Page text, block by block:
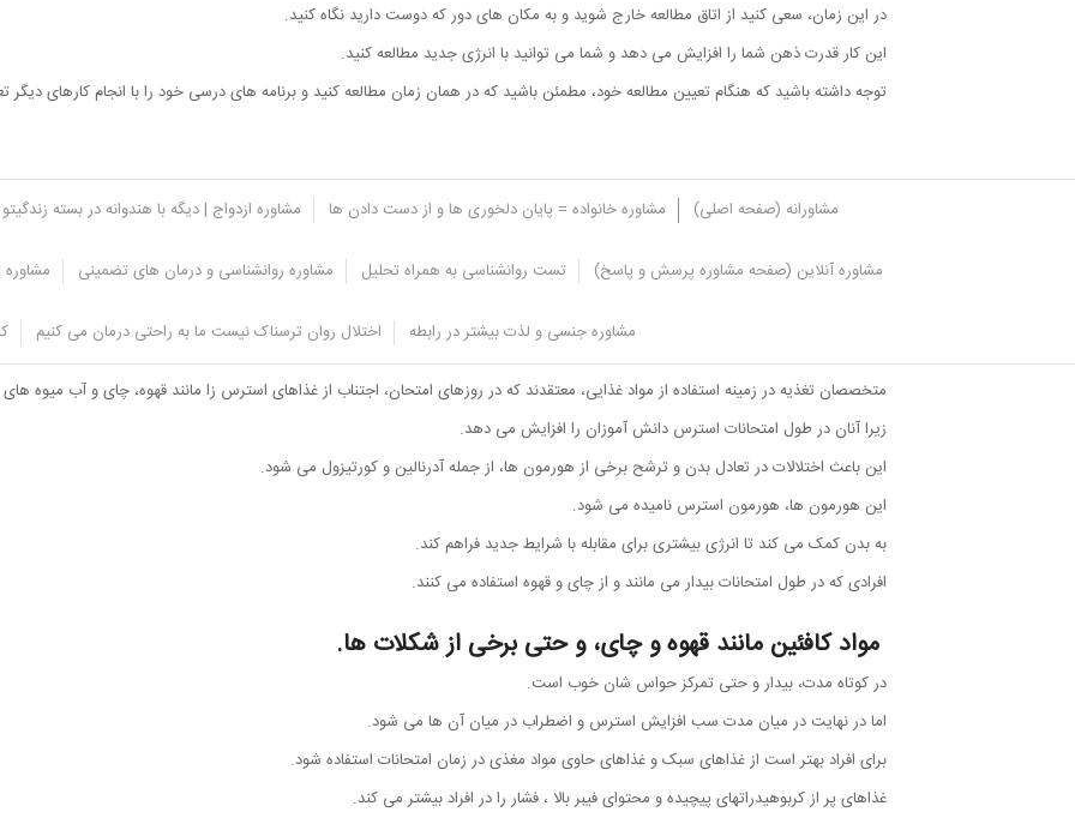
در این زمان، سعی کنید از اتاق مطالعه خارج شوید و به مکان های دور که دوست دارید نگاه کنید.
این کار قدرت ذهن شما را افزایش می دهد و شما می توانید با انرژی جدید مطالعه کنید.
توجه داشته باشید که هنگام تعیین مطالعه خود، مطمئن باشید که در همان زمان مطالعه کنید و برنامه های درسی خود را با انجام کارهای دیگر
مشاورانه (صفحه اصلی) مشاوره خانواده = پایان دلخوری ها و از دست دادن ها مشاوره ازدواج | دیگه با هندوانه در بسته
مشاوره آنلاین (صفحه مشاوره پرسش و پاسخ) تست روانشناسی به همراه تحلیل مشاوره روانشناسی و درمان های تضمینی
مشاوره جنسی و لذت بیشتر در رابطه اختلال روان ترسناک نیست ما به راحتی درمان می کنیم
نوشیدن یک لیوان آب یا شیر با بیسکویت ها، آجیل تاثیر مثبتی بر عملکرد مغز شما خواهد داشت.
متخصصان تغذیه در زمینه استفاده از مواد غذایی، معتقدند که در روزهای امتحان، اجتناب از غذاهای استرس زا مانند قهوه، چای و آب
زیرا آنان در طول امتحانات استرس دانش آموزان را افزایش می دهد.
این باعث اختلالات در تعادل بدن و ترشح برخی از هورمون ها، از جمله آدرنالین و کورتیزول می شود.
این هورمون ها، هورمون استرس نامیده می شود.
به بدن کمک می کند تا انرژی بیشتری برای مقابله با شرایط جدید فراهم کند.
افرادی که در طول امتحانات بیدار می مانند و از چای و قهوه استفاده می کنند.
مواد کافئین مانند قهوه و چای، و حتی برخی از شکلات ها.
در کوتاه مدت، بیدار و حتی تمرکز حواس شان خوب است.
اما در نهایت در میان مدت سب افزایش استرس و اضطراب در میان آن ها می شود.
برای افراد بهتر است از غذاهای سبک و غذاهای حاوی مواد مغذی در زمان امتحانات استفاده شود.
غذاهای پر از کربوهیدراتهای پیچیده و محتوای فیبر بالا ، فشار را در افراد بیشتر می کند.